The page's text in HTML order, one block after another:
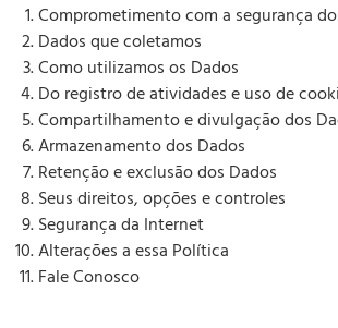
Comprometimento com a segurança
Dados que coletamos
Como utilizamos os Dados
Do registro de atividades e uso de
Compartilhamento e divulgação dos
Armazenamento dos Dados
Retenção e exclusão dos Dados
Seus direitos, opções e controles
Segurança da Internet
Alterações a essa Política
Fale Conosco